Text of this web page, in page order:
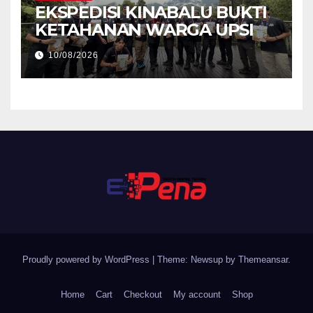
EKSPEDISI KINABALU BUKTI
KETAHANAN WARGA UPSI
10/08/2026
Proudly powered by WordPress Theme: Newsup by Themeansar.
Home Cart Checkout My account Shop